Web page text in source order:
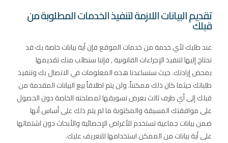
تقديم البيانات اللازمة لتنفيذ الخدمات المطلوبة من
قبلك
عند طلبك لأي خدمة من خدمات الموقع فإن أية بيانات خاصة بك قد
نحتاج إليها لتنفيذ الإجراءات القانونية , فإننا سنطلب منك تقديمها
بمحض إرادتك. حيث ستساعدنا هذه المعلومات في الاتصال بك وتنفيذ
طلباتك حيثما كان ذلك ممكنناً. ولن يتم اطلاقاً بيع البيانات المقدمة من
قبلك إلى أي طرف ثالث بغرض تسويقها لمصلحته الخاصة دون الحصول
على موافقتك المسبقة والمكتوبة ما لم يتم ذلك على أساس أنها
ضمن بيانات جماعية تستخدم للأغراض الإحصائية والأبحاث دون اشتمالها
على أية بيانات من الممكن استخدامها للتعريف عليك.